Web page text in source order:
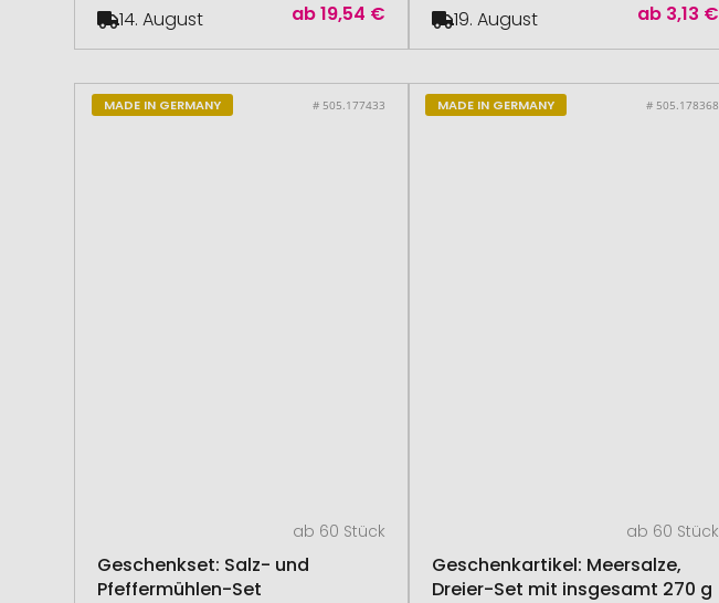
ab19,54 €
14. August ab 3,13 €
19. August
MADE IN GERMANY # 505.177433
ab 60 Stück
Geschenkset: Salz- und
Pfeffermühlen-Set
MADE IN GERMANY # 505.178368
ab 60 Stück
Geschenkartikel: Meersalze,
Dreier-Set mit insgesamt 270 g